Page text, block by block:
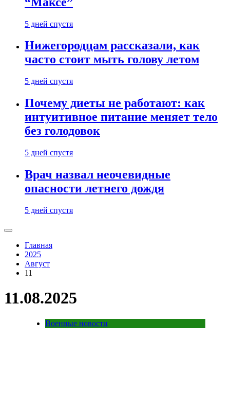
5 дней спустя
Нижегородцам рассказали, как
часто стоит мыть голову летом
5 дней спустя
Почему диеты не работают: как
интуитивное питание меняет тело
без голодовок
5 дней спустя
Врач назвал неочевидные
опасности летнего дождя
5 дней спустя
Главная
2025
Август
11
11.08.2025
Военные новости